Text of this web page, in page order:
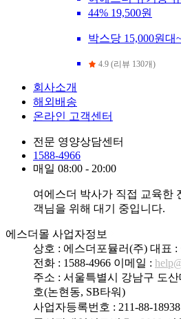
44% 19,500원
박스당 15,000원대
4.9 (리뷰 130개)
회사소개
해외배송
온라인 고객센터
전문 영양상담센터
1588-4966
매일 08:00 - 20:00
여에스더 박사가 직접 교육한
객님을 위해 대기 중입니다.
에스더몰 사업자정보
상호 : 에스더포뮬러(주) 대표 :
전화 : 1588-4966 이메일 :
주소 : 서울특별시 강남구 도
호(논현동, SB타워)
사업자등록번호 : 211-88-18938